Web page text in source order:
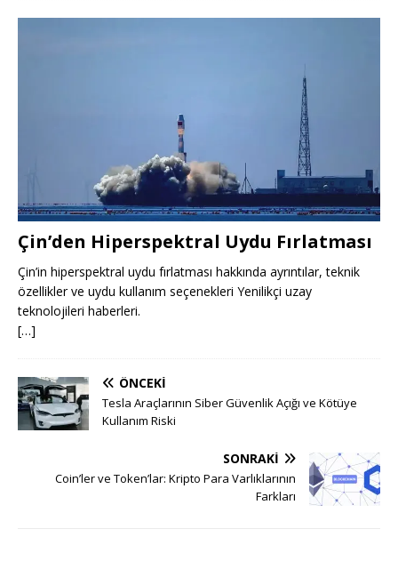
Çin’den Hiperspektral Uydu Fırlatması
Çin’in hiperspektral uydu fırlatması hakkında ayrıntılar, teknik
özellikler ve uydu kullanım seçenekleri Yenilikçi uzay
teknolojileri haberleri.
[…]
ÖNCEKI
Tesla Araçlarının Siber Güvenlik Açığı ve Kötüye
Kullanım Riski
SONRAKI
Coin’ler ve Token’lar: Kripto Para Varlıklarının
Farkları